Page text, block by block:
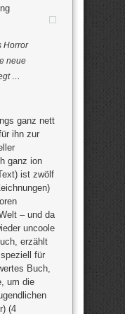
Horror
neue
…
ganz nett
ihn zur
ganz ion
ist zwölf
– und da
uncoole
erzählt
für
Buch,
um die
(4